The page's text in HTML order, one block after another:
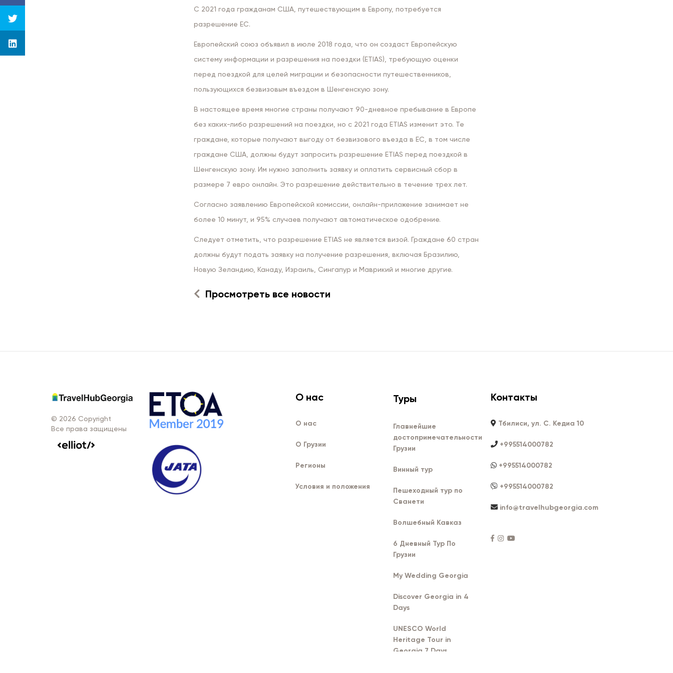
С 2021 года гражданам США, путешествующим в Европу, потребуется
разрешение ЕС.
Европейский союз объявил в июле 2018 года, что он создаст Европейскую
систему информации и разрешения на поездки (ETIAS), требующую оценки
перед поездкой для целей миграции и безопасности путешественников,
пользующихся безвизовым въездом в Шенгенскую зону.
В настоящее время многие страны получают 90-дневное пребывание в Европе
без каких-либо разрешений на поездки, но с 2021 года ETIAS изменит это. Те
граждане, которые получают выгоду от безвизового въезда в ЕС, в том числе
граждане США, должны будут запросить разрешение ETIAS перед поездкой в
Шенгенскую зону. Им нужно заполнить заявку и оплатить сервисный сбор в
размере 7 евро онлайн. Это разрешение действительно в течение трех лет.
Согласно заявлению Европейской комиссии, онлайн-приложение занимает не
более 10 минут, и 95% случаев получают автоматическое одобрение.
Следует отметить, что разрешение ETIAS не является визой. Граждане 60 стран
должны будут подать заявку на получение разрешения, включая Бразилию,
Новую Зеландию, Канаду, Израиль, Сингапур и Маврикий и многие другие.
Просмотреть все новости
© 2026 Copyright
Все права защищены
О нас
О нас
О Грузии
Регионы
Условия и положения
Туры
Главнейшие
достопримечательности
Грузии
Винный тур
Пешеходный тур по
Сванети
Волшебный Кавказ
6 Дневный Тур По
Грузии
My Wedding Georgia
Discover Georgia in 4
Days
UNESCO World
Heritage Tour in
Georgia 7 Days
Контакты
Тбилиси, ул. С. Кедиа 10
+995514000782
+995514000782
+995514000782
info@travelhubgeorgia.com